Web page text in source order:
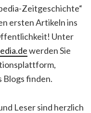
Zeitgeschichte“
ersten Artikeln ins
Unter
werden Sie
Blogs finden.
Leser sind herzlich